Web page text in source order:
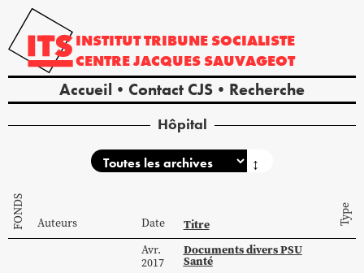
INSTITUTTRIBUNE SOCIALISTE
CENTREJACQUES SAUVAGEOT
Accueil Contact CJS Recherche
Hôpital
↕
FONDS Auteurs Date Titre Type
Avr.
2017
Documents divers PSU
Santé